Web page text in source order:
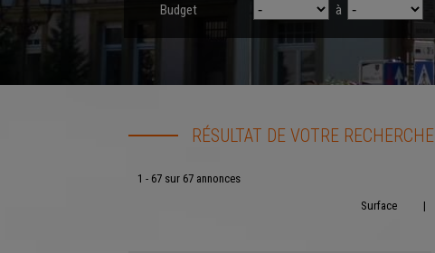
Budget à
RÉSULTAT DE VOTRE RECHERCHE
1 - 67 sur 67 annonces
Surface
|